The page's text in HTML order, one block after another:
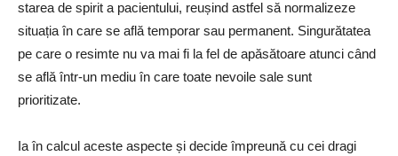
starea de spirit a pacientului, reușind astfel să normalizeze
situația în care se află temporar sau permanent. Singurătatea
pe care o resimte nu va mai fi la fel de apăsătoare atunci când
se află într-un mediu în care toate nevoile sale sunt
prioritizate.
Ia în calcul aceste aspecte și decide împreună cu cei dragi